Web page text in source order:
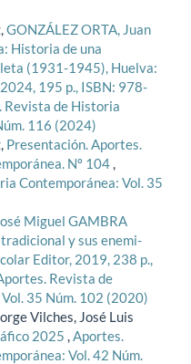
GONZÁLEZ ORTA, Juan
Historia de una
(1931-1945), Huelva:
195 p., ISBN: 978-
Revista de Historia
116 (2024)
Presentación. Aportes.
Nº 104
Contemporánea: Vol. 35
Miguel GAMBRA
y sus enemi-
Editor, 2019, 238 p.,
Revista de
35 Núm. 102 (2020)
Vilches, José Luis
2025
Aportes.
Vol. 42 Núm.